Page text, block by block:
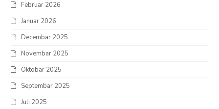
Februar 2026
Januar 2026
Decembar 2025
Novembar 2025
Oktobar 2025
Septembar 2025
Juli 2025